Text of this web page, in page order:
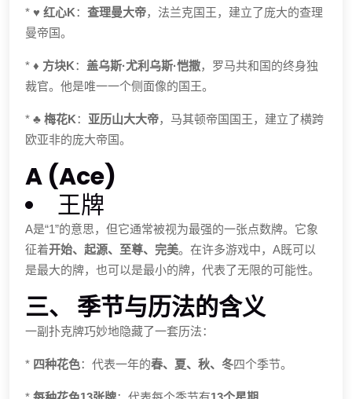
* ♥️ 红心K： 查理曼大帝，法兰克国王，建立了庞大的查理
曼帝国。
* ♦️ 方块K： 盖乌斯·尤利乌斯·恺撒，罗马共和国的终身独
裁官。他是唯一一个侧面像的国王。
* ♣️ 梅花K： 亚历山大大帝，马其顿帝国国王，建立了横跨
欧亚非的庞大帝国。
A (Ace)
王牌
A是“1”的意思，但它通常被视为最强的一张点数牌。它象
征着开始、起源、至尊、完美。在许多游戏中，A既可以
是最大的牌，也可以是最小的牌，代表了无限的可能性。
三、 季节与历法的含义
一副扑克牌巧妙地隐藏了一套历法：
* 四种花色：代表一年的春、夏、秋、冬四个季节。